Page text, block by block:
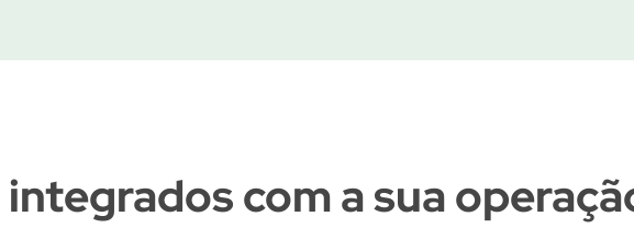
com a sua